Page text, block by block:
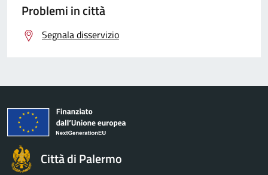
Problemi in città
Segnala disservizio
Città di Palermo